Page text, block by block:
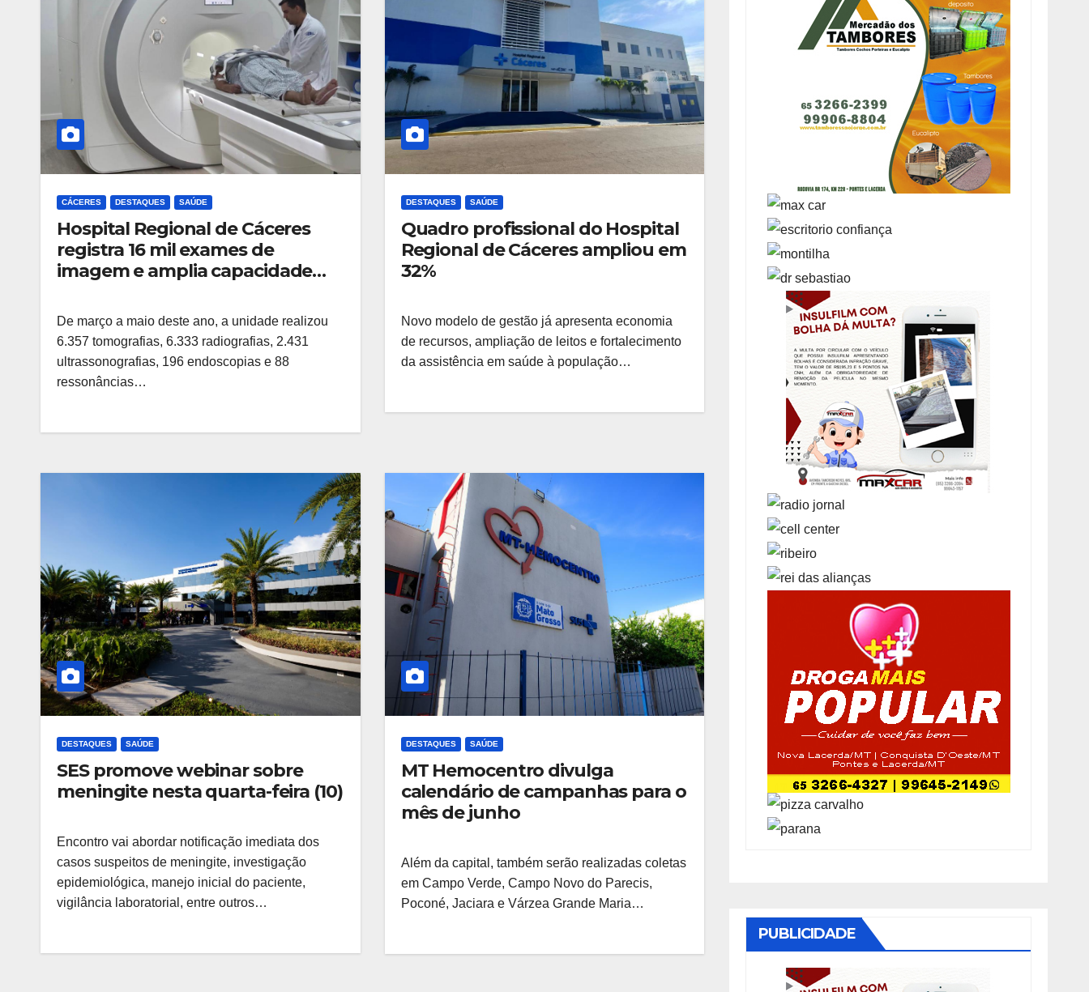
CÁCERES DESTAQUES SAÚDE
Hospital Regional de Cáceres
registra 16 mil exames de
imagem e amplia capacidade
De março a maio deste ano, a unidade realizou
6.357 tomografias, 6.333 radiografias, 2.431
ultrassonografias, 196 endoscopias e 88
ressonâncias…
DESTAQUES SAÚDE
Quadro profissional do Hospital
Regional de Cáceres ampliou em
32%
Novo modelo de gestão já apresenta economia
de recursos, ampliação de leitos e fortalecimento
da assistência em saúde à população…
DESTAQUES SAÚDE
SES promove webinar sobre
meningite nesta quarta-feira (10)
Encontro vai abordar notificação imediata dos
casos suspeitos de meningite, investigação
epidemiológica, manejo inicial do paciente,
vigilância laboratorial, entre outros…
DESTAQUES SAÚDE
MT Hemocentro divulga
calendário de campanhas para o
mês de junho
Além da capital, também serão realizadas coletas
em Campo Verde, Campo Novo do Parecis,
Poconé, Jaciara e Várzea Grande Maria…
PUBLICIDADE